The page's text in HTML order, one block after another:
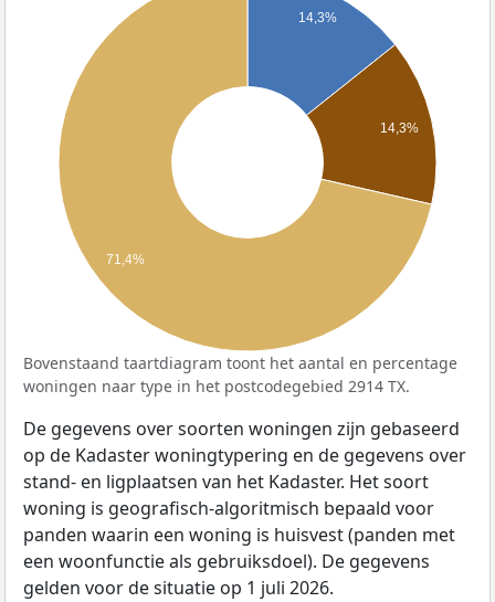
14,3%
14,3%
71,4%
Bovenstaand taartdiagram toont het aantal en percentage
woningen naar type in het postcodegebied 2914 TX.
De gegevens over soorten woningen zijn gebaseerd
op de Kadaster woningtypering en de gegevens over
stand- en ligplaatsen van het Kadaster. Het soort
woning is geografisch-algoritmisch bepaald voor
panden waarin een woning is huisvest (panden met
een woonfunctie als gebruiksdoel). De gegevens
gelden voor de situatie op 1 juli 2026.